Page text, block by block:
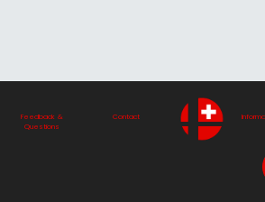
Feedback &
Questions
Contact